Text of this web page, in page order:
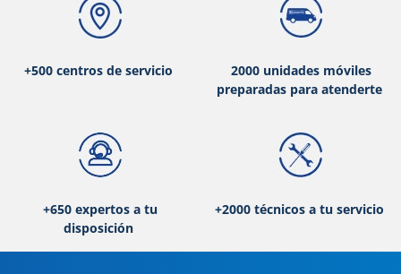
+500 centros de servicio
2000 unidades móviles
preparadas para atenderte
+650 expertos a tu
disposición
+2000 técnicos a tu servicio